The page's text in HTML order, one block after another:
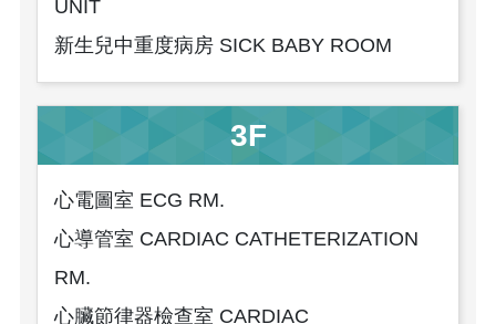
UNIT
新生兒中重度病房 SICK BABY ROOM
3F
心電圖室 ECG RM.
心導管室 CARDIAC CATHETERIZATION
RM.
心臟節律器檢查室 CARDIAC